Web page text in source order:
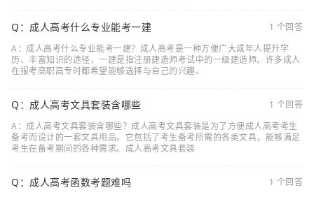
Q：成人高考什么专业能考一建
1 个回答
A：成人高考什么专业能考一建？成人高考是一种方便广大成年人提升学
历、丰富知识的途径，一建是指注册建造师考试中的一级建造师。许多成人
在报考高职高专时都希望能够选择与自己的兴趣、
Q：成人高考文具套装含哪些
1 个回答
A：成人高考文具套装含哪些？成人高考文具套装是为了方便成人高考考生
备考而设计的一套文具用品。它包括了考生备考所需的各类文具，能够满足
考生在备考期间的各种需求。成人高考文具套装
Q：成人高考函数考题难吗
1 个回答